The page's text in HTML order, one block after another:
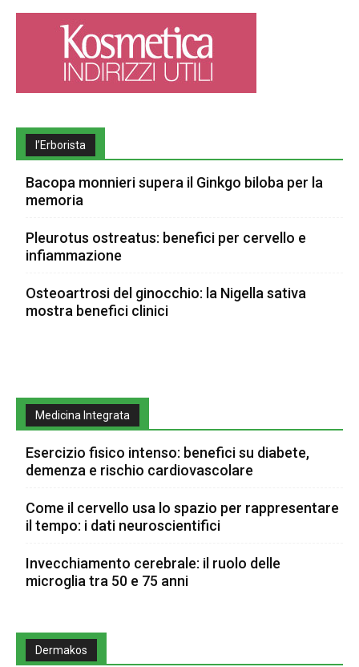
l’Erborista
Bacopa monnieri supera il Ginkgo biloba per la
memoria
Pleurotus ostreatus: benefici per cervello e
infiammazione
Osteoartrosi del ginocchio: la Nigella sativa
mostra benefici clinici
Medicina Integrata
Esercizio fisico intenso: benefici su diabete,
demenza e rischio cardiovascolare
Come il cervello usa lo spazio per rappresentare
il tempo: i dati neuroscientifici
Invecchiamento cerebrale: il ruolo delle
microglia tra 50 e 75 anni
Dermakos